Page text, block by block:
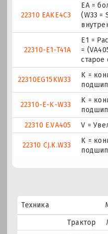
22310 EAKE4C3
EA =
(W33 =
22310-E1-T41A
E1 =
=
старое
22310EG15KW33
K =
22310-E-K-W33
K =
22310 E.VA405
V =
22310 CJ.K.W33
K =
Техника
Трактор